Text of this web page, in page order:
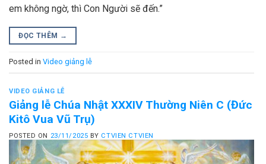
em không ngờ, thì Con Người sẽ đến.”
ĐỌC THÊM →
Posted in Video giảng lễ
VIDEO GIẢNG LỄ
Giảng lễ Chúa Nhật XXXIV Thường Niên C (Đức
Kitô Vua Vũ Trụ)
POSTED ON 23/11/2025 BY CTVIEN CTVIEN